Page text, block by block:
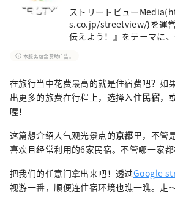
ストリートビュー
s.co.jp/streetview/)を運
伝えよう！』をテーマに
ビューを通して 世界中の
な素敵な場所を紹介してい
本服务包含赞助广告。
在旅行当中花费最高的就是住宿费吧？如
出更多的旅费在行程上，选择入住民宿，
喔！
这篇想介绍人气观光景点的京都里，不管
喜欢且经常利用的6家民宿。不管哪一家都
把我们的任意门拿出来吧！透过Google
视游一番，顺便连住宿环境也瞧一瞧。走